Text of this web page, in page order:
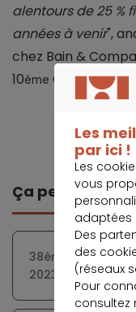
alentours de 25 %
années à venir",
chez Bain &
10ème
Ça peut vous
38ème
2023 : Une
Les
par ici !
Les
vous
adaptées
Des
des
(réseaux
Pour
consultez